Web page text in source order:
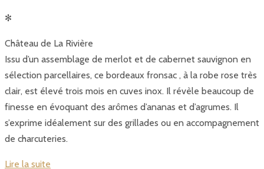
✻
Château de La Rivière
Issu d’un assemblage de merlot et de cabernet sauvignon en
sélection parcellaires, ce bordeaux fronsac , à la robe rose très
clair, est élevé trois mois en cuves inox. Il révèle beaucoup de
finesse en évoquant des arômes d’ananas et d’agrumes. Il
s’exprime idéalement sur des grillades ou en accompagnement
de charcuteries.
Lire la suite